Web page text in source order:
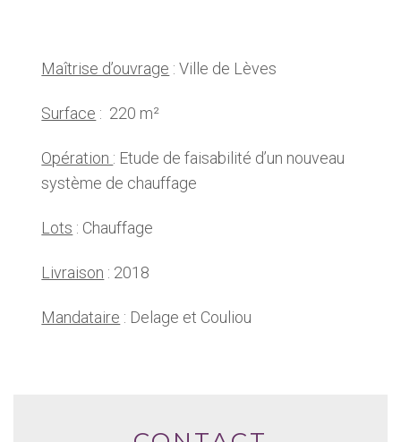
Maîtrise d’ouvrage : Ville de Lèves
Surface : 220 m²
Opération : Etude de faisabilité d’un nouveau
système de chauffage
Lots : Chauffage
Livraison : 2018
Mandataire : Delage et Couliou